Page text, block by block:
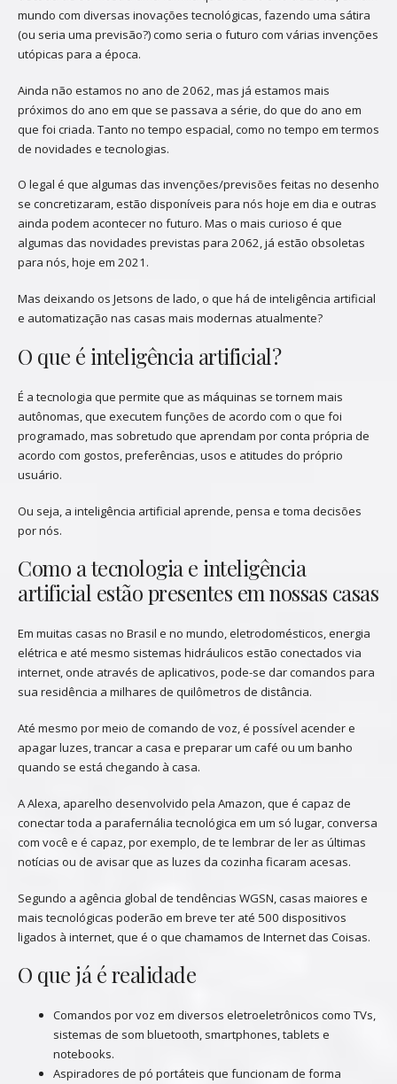
mundo com diversas inovações tecnológicas, fazendo uma sátira
(ou seria uma previsão?) como seria o futuro com várias invenções
utópicas para a época.
Ainda não estamos no ano de 2062, mas já estamos mais
próximos do ano em que se passava a série, do que do ano em
que foi criada. Tanto no tempo espacial, como no tempo em termos
de novidades e tecnologias.
O legal é que algumas das invenções/previsões feitas no desenho
se concretizaram, estão disponíveis para nós hoje em dia e outras
ainda podem acontecer no futuro. Mas o mais curioso é que
algumas das novidades previstas para 2062, já estão obsoletas
para nós, hoje em 2021.
Mas deixando os Jetsons de lado, o que há de inteligência artificial
e automatização nas casas mais modernas atualmente?
O que é inteligência artificial?
É a tecnologia que permite que as máquinas se tornem mais
autônomas, que executem funções de acordo com o que foi
programado, mas sobretudo que aprendam por conta própria de
acordo com gostos, preferências, usos e atitudes do próprio
usuário.
Ou seja, a inteligência artificial aprende, pensa e toma decisões
por nós.
Como a tecnologia e inteligência
artificial estão presentes em nossas casas
Em muitas casas no Brasil e no mundo, eletrodomésticos, energia
elétrica e até mesmo sistemas hidráulicos estão conectados via
internet, onde através de aplicativos, pode-se dar comandos para
sua residência a milhares de quilômetros de distância.
Até mesmo por meio de comando de voz, é possível acender e
apagar luzes, trancar a casa e preparar um café ou um banho
quando se está chegando à casa.
A Alexa, aparelho desenvolvido pela Amazon, que é capaz de
conectar toda a parafernália tecnológica em um só lugar, conversa
com você e é capaz, por exemplo, de te lembrar de ler as últimas
notícias ou de avisar que as luzes da cozinha ficaram acesas.
Segundo a agência global de tendências WGSN, casas maiores e
mais tecnológicas poderão em breve ter até 500 dispositivos
ligados à internet, que é o que chamamos de Internet das Coisas.
O que já é realidade
Comandos por voz em diversos eletroeletrônicos como TVs,
sistemas de som bluetooth, smartphones, tablets e
notebooks.
Aspiradores de pó portáteis que funcionam de forma